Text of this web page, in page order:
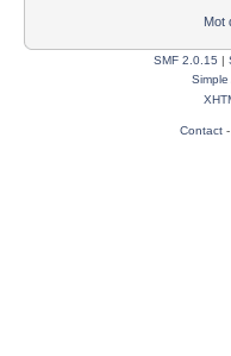
Mot
SMF 2.0.15 |
Contact-